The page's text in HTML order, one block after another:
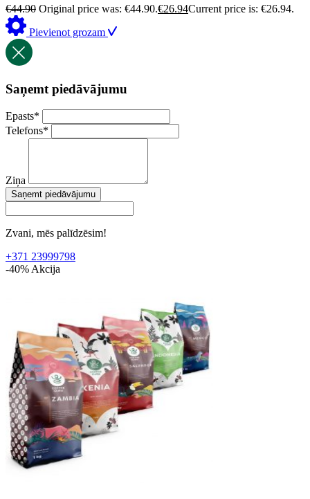
€44.90 Original price was: €44.90.€26.94Current price is: €26.94.
Pievienot grozam
Saņemt piedāvājumu
Epasts*
Telefons*
Ziņa
Saņemt piedāvājumu
Zvani, mēs palīdzēsim!
+371 23999798
-40% Akcija